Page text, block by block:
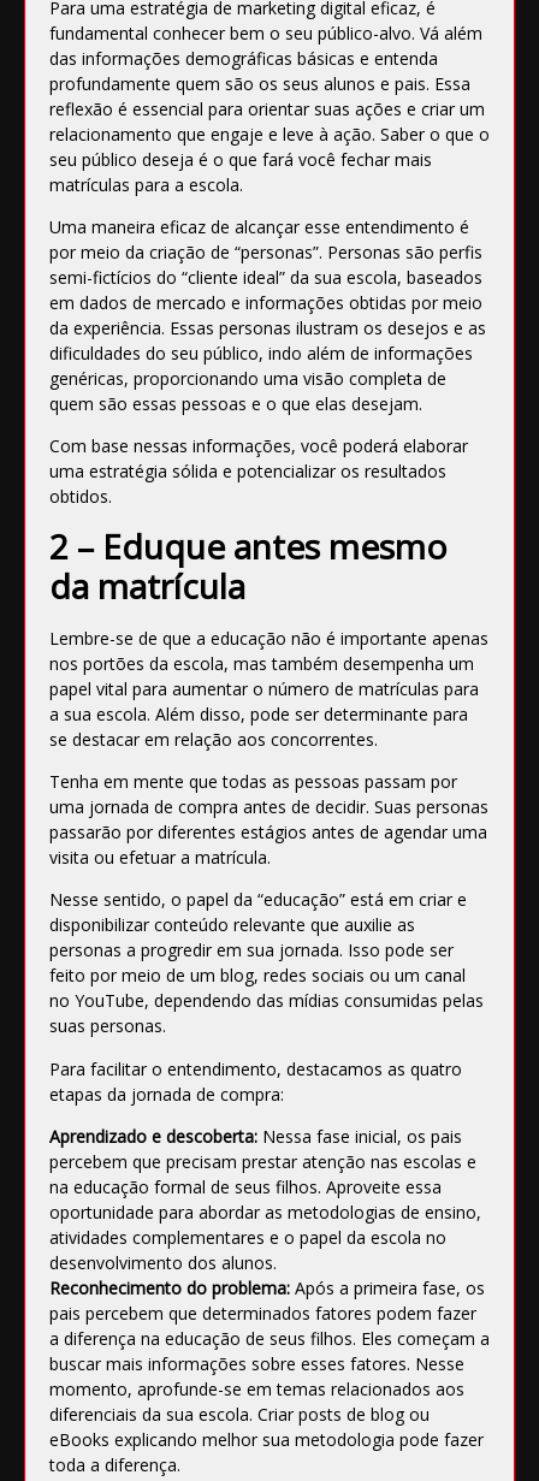
Para uma estratégia de marketing digital eficaz, é
fundamental conhecer bem o seu público-alvo. Vá além
das informações demográficas básicas e entenda
profundamente quem são os seus alunos e pais. Essa
reflexão é essencial para orientar suas ações e criar um
relacionamento que engaje e leve à ação. Saber o que o
seu público deseja é o que fará você fechar mais
matrículas para a escola.
Uma maneira eficaz de alcançar esse entendimento é
por meio da criação de “personas”. Personas são perfis
semi-fictícios do “cliente ideal” da sua escola, baseados
em dados de mercado e informações obtidas por meio
da experiência. Essas personas ilustram os desejos e as
dificuldades do seu público, indo além de informações
genéricas, proporcionando uma visão completa de
quem são essas pessoas e o que elas desejam.
Com base nessas informações, você poderá elaborar
uma estratégia sólida e potencializar os resultados
obtidos.
2 – Eduque antes mesmo
da matrícula
Lembre-se de que a educação não é importante apenas
nos portões da escola, mas também desempenha um
papel vital para aumentar o número de matrículas para
a sua escola. Além disso, pode ser determinante para
se destacar em relação aos concorrentes.
Tenha em mente que todas as pessoas passam por
uma jornada de compra antes de decidir. Suas personas
passarão por diferentes estágios antes de agendar uma
visita ou efetuar a matrícula.
Nesse sentido, o papel da “educação” está em criar e
disponibilizar conteúdo relevante que auxilie as
personas a progredir em sua jornada. Isso pode ser
feito por meio de um blog, redes sociais ou um canal
no YouTube, dependendo das mídias consumidas pelas
suas personas.
Para facilitar o entendimento, destacamos as quatro
etapas da jornada de compra:
Aprendizado e descoberta: Nessa fase inicial, os pais
percebem que precisam prestar atenção nas escolas e
na educação formal de seus filhos. Aproveite essa
oportunidade para abordar as metodologias de ensino,
atividades complementares e o papel da escola no
desenvolvimento dos alunos.
Reconhecimento do problema: Após a primeira fase, os
pais percebem que determinados fatores podem fazer
a diferença na educação de seus filhos. Eles começam a
buscar mais informações sobre esses fatores. Nesse
momento, aprofunde-se em temas relacionados aos
diferenciais da sua escola. Criar posts de blog ou
eBooks explicando melhor sua metodologia pode fazer
toda a diferença.